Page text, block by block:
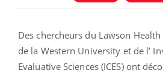
Des chercheurs du Lawson
de la Western University et de l’
Evaluative Sciences (ICES) ont